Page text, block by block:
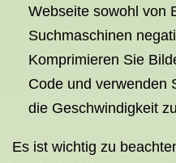
Webseite sowohl von
Suchmaschinen
Komprimieren Sie
Code und verwenden
die Geschwindigkeit
Es ist wichtig zu